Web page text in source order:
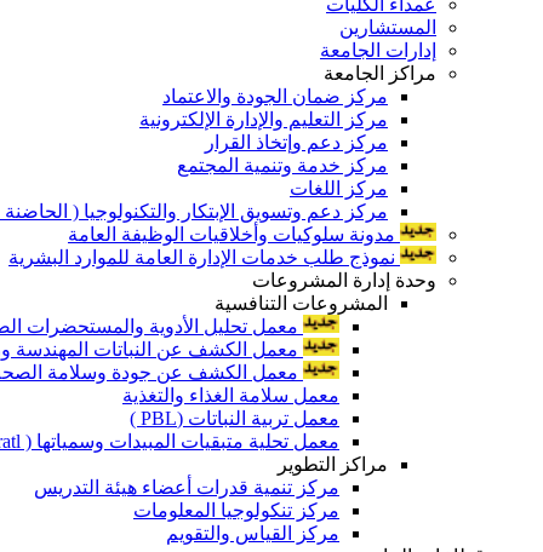
المستشارين
إدارات الجامعة
مراكز الجامعة
مركز ضمان الجودة والاعتماد
مركز التعليم والإدارة الإلكترونية
مركز دعم وإتخاذ القرار
مركز خدمة وتنمية المجتمع
مركز اللغات
مركز دعم وتسويق الإبتكار والتكنولوجيا ( الحاضنة
مدونة سلوكيات وأخلاقيات الوظيفة العامة
نموذج طلب خدمات الإدارة العامة للموارد البشرية
وحدة إدارة المشروعات
المشروعات التنافسية
معمل تحليل الأدوية والمستحضرات
معمل الكشف عن النباتات المهندسة
معمل الكشف عن جودة وسلامة الصحة
معمل سلامة الغذاء والتغذية
معمل تربية النباتات (PBL )
معمل تحلية متبقيات المبيدات وسمياتها ( Pratl )
مراكز التطوير
مركز تنمية قدرات أعضاء هيئة التدريس
مركز تنكولوجيا المعلومات
مركز القياس والتقويم